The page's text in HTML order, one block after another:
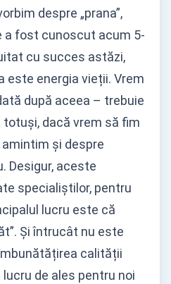
despre „prana”,
a fost cunoscut acum 5-
cu succes astăzi,
este energia vieții. Vrem
după aceea – trebuie
totuși, dacă vrem să fim
și despre
Desigur, aceste
specialiștilor, pentru
lucru este că
Și întrucât nu este
calității
de ales pentru noi